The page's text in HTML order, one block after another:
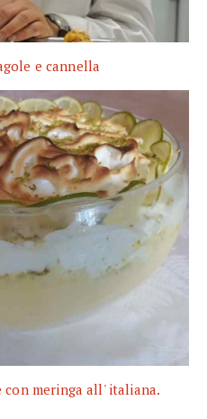
e cannella
con meringa all' italiana.